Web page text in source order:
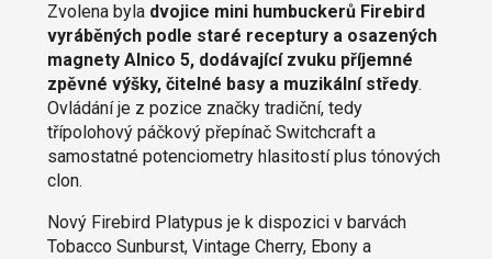
Zvolena byla dvojice mini humbuckerů Firebird
vyráběných podle staré receptury a osazených
magnety Alnico 5, dodávající zvuku příjemné
zpěvné výšky, čitelné basy a muzikální středy.
Ovládání je z pozice značky tradiční, tedy
třípolohový páčkový přepínač Switchcraft a
samostatné potenciometry hlasitostí plus tónových
clon.
Nový Firebird Platypus je k dispozici v barvách
Tobacco Sunburst, Vintage Cherry, Ebony a